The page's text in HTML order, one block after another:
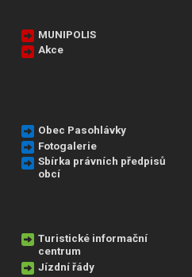
MUNIPOLIS
Akce
Obec Pasohlávky
Fotogalerie
Sbírka právních předpisů
obcí
Turistické informační
centrum
Jízdní řády